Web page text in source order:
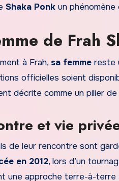
Shaka Ponk un phénomène
de Frah
à Frah, sa femme reste
officielles soient
décrite comme un pilier
et vie
de leur rencontre sont
en 2012, lors d’un
une approche terre-à-terre